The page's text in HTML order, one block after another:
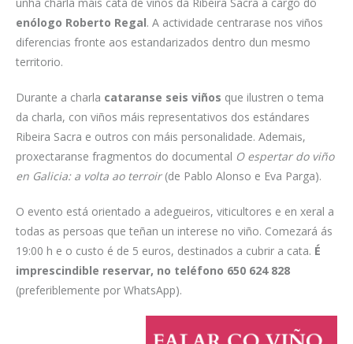
enólogo Roberto Regal. A actividade centrarase nos viños
diferencias fronte aos estandarizados dentro dun mesmo
territorio.
Durante a charla cataranse seis viños que ilustren o tema
da charla, con viños máis representativos dos estándares
Ribeira Sacra e outros con máis personalidade. Ademais,
proxectaranse fragmentos do documental O espertar do viño
en Galicia: a volta ao terroir (de Pablo Alonso e Eva Parga).
O evento está orientado a adegueiros, viticultores e en xeral a
todas as persoas que teñan un interese no viño. Comezará ás
19:00 h e o custo é de 5 euros, destinados a cubrir a cata. É
imprescindible reservar, no teléfono 650 624 828
(preferiblemente por WhatsApp).